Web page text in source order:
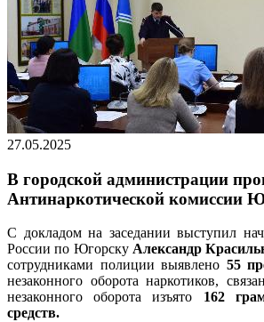
27.05.2025
В городской администрации
Антинаркотической комиссии
С докладом на заседании выступил
России по Югорску Александр
сотрудниками полиции выявлено 55
незаконного оборота наркотиков,
незаконного оборота изъято 162
средств.